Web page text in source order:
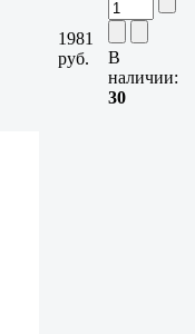
1981
руб.
В
наличии:
30